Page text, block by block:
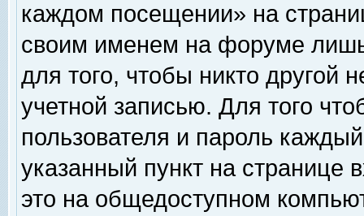
каждом посещении» на
своим именем на форуме
для того, чтобы никто другой
учетной записью. Для того
пользователя и пароль
указанный пункт на
это на общедоступном